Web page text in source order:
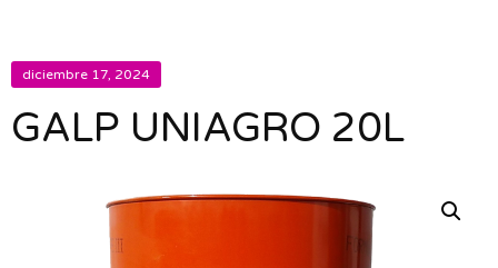
diciembre 17, 2024
GALP UNIAGRO 20L